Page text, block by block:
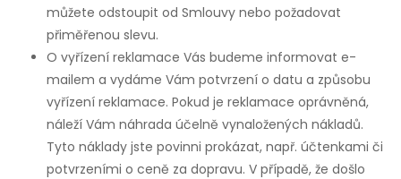
můžete odstoupit od Smlouvy nebo požadovat
přiměřenou slevu.
O vyřízení reklamace Vás budeme informovat e-
mailem a vydáme Vám potvrzení o datu a způsobu
vyřízení reklamace. Pokud je reklamace oprávněná,
náleží Vám náhrada účelně vynaložených nákladů.
Tyto náklady jste povinni prokázat, např. účtenkami či
potvrzeními o ceně za dopravu. V případě, že došlo